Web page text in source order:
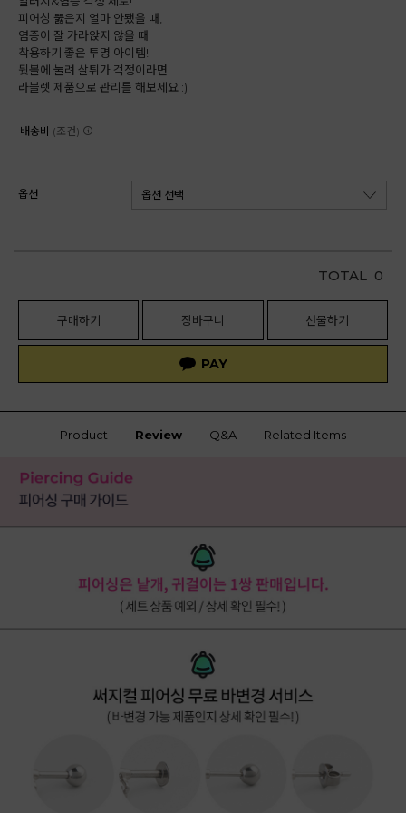
피어싱 뚫은지 얼마 안됐을 때,
염증이 잘 가라앉지 않을 때
착용하기 좋은 투명 아이템!
뒷볼에 눌려 살튀가 걱정이라면
라블렛 제품으로 관리를 해보세요 :)
배송비 (조건)
옵션
TOTAL 0
구매하기 장바구니 선물하기
Product Review Q&A Related Items